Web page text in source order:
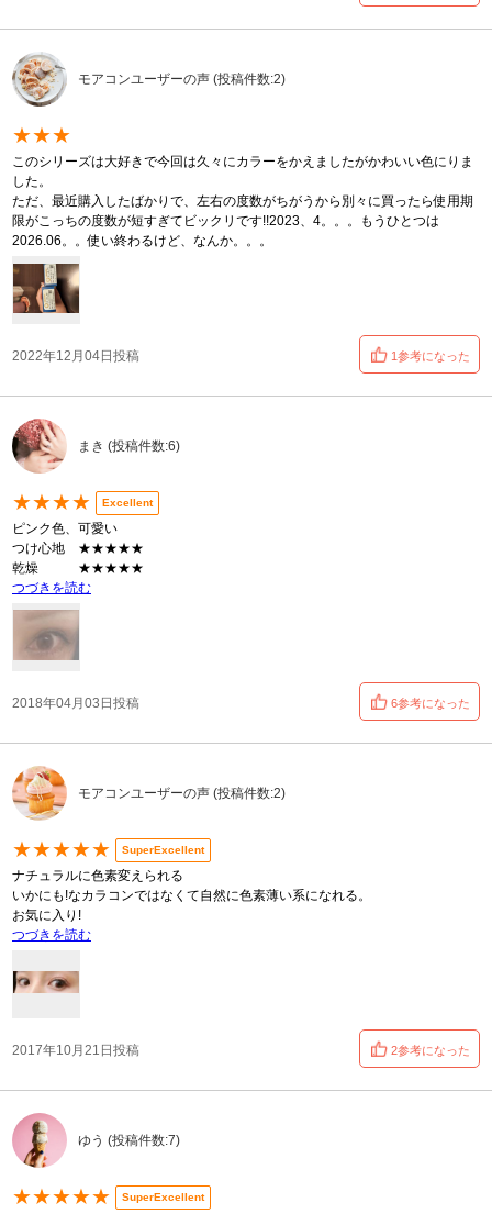
モアコンユーザーの声 (投稿件数:2)
★★★
このシリーズは大好きで今回は久々にカラーをかえましたがかわいい色にりま
した。
ただ、最近購入したばかりで、左右の度数がちがうから別々に買ったら使用期
限がこっちの度数が短すぎてビックリです!!2023、4。。。もうひとつは
2026.06。。使い終わるけど、なんか。。。
2022年12月04日投稿 1参考になった
まき (投稿件数:6)
★★★★ Excellent
ピンク色、可愛い
つけ心地 ★★★★★
乾燥 ★★★★★
つづきを読む
2018年04月03日投稿 6参考になった
モアコンユーザーの声 (投稿件数:2)
★★★★★ SuperExcellent
ナチュラルに色素変えられる
いかにも!なカラコンではなくて自然に色素薄い系になれる。
お気に入り!
つづきを読む
2017年10月21日投稿 2参考になった
ゆう (投稿件数:7)
★★★★★ SuperExcellent